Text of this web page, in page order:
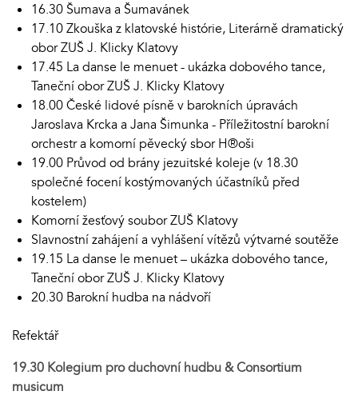
16.30 Šumava a Šumavánek
17.10 Zkouška z klatovské histórie, Literárně dramatický
obor ZUŠ J. Klicky Klatovy
17.45 La danse le menuet - ukázka dobového tance,
Taneční obor ZUŠ J. Klicky Klatovy
18.00 České lidové písně v barokních úpravách
Jaroslava Krcka a Jana Šimunka - Příležitostní barokní
orchestr a komorní pěvecký sbor H®oši
19.00 Průvod od brány jezuitské koleje (v 18.30
společné focení kostýmovaných účastníků před
kostelem)
Komorní žesťový soubor ZUŠ Klatovy
Slavnostní zahájení a vyhlášení vítězů výtvarné soutěže
19.15 La danse le menuet – ukázka dobového tance,
Taneční obor ZUŠ J. Klicky Klatovy
20.30 Barokní hudba na nádvoří
Refektář
19.30 Kolegium pro duchovní hudbu & Consortium
musicum